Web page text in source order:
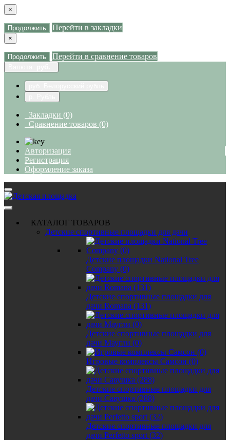
×
Продолжить Перейти в закладки
×
Продолжить Перейти в сравнение товаров
Закладки (0)
Сравнение товаров (0)
Авторизация
Регистрация
Оформление заказа
КАТАЛОГ ТОВАРОВ
Детские спортивные площадки для дачи
Детские площадки National Tree
Company (0)
Детские спортивные площадки для
дачи Romana (131)
Детские спортивные площадки для
дачи Маугли (0)
Игровые комплексы Самсон (0)
Детские спортивные площадки для
дачи Савушка (288)
Детские спортивные площадки для
дачи Perfetto sport (32)